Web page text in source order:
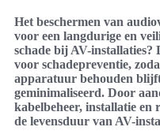
Het beschermen van
voor een langdurige en
schade bij AV-
voor schadepreventie,
apparatuur behouden
geminimaliseerd. Door
kabelbeheer, installatie en
de levensduur van AV-